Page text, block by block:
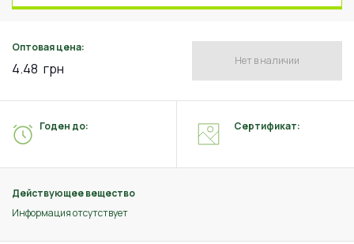
Оптовая цена:
4.48 грн Нет в наличии
Действующее вещество
Информация отсутствует
Годен до: Сертификат: